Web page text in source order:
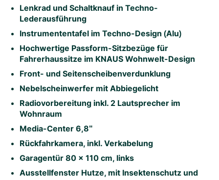
Lenkrad und Schaltknauf in Techno-
Lederausführung
Instrumententafel im Techno-Design (Alu)
Hochwertige Passform-Sitzbezüge für
Fahrerhaussitze im KNAUS Wohnwelt-Design
Front- und Seitenscheibenverdunklung
Nebelscheinwerfer mit Abbiegelicht
Radiovorbereitung inkl. 2 Lautsprecher im
Wohnraum
Media-Center 6,8"
Rückfahrkamera, inkl. Verkabelung
Garagentür 80 x 110 cm, links
Ausstellfenster Hutze, mit Insektenschutz und